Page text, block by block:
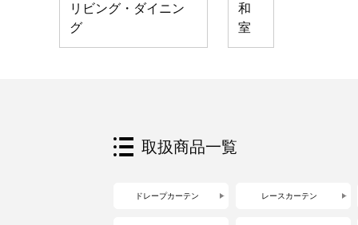
リビング・ダイニン
グ
和
室
取扱商品一覧
ドレープカーテン レースカーテン